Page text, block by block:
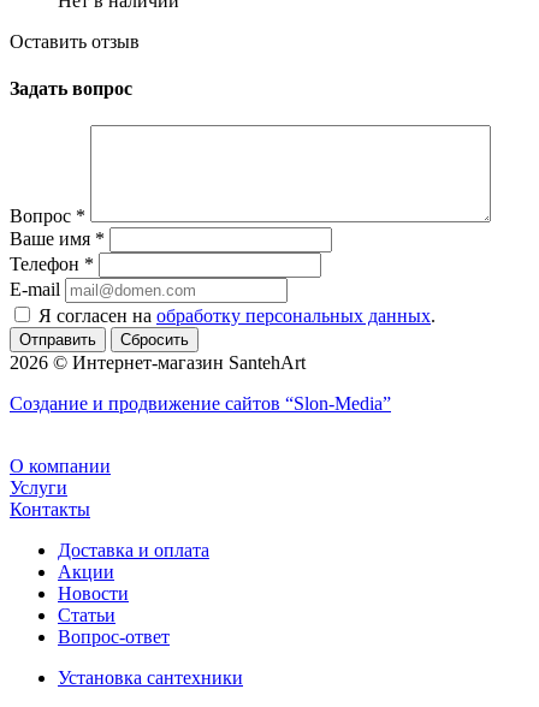
Оставить отзыв
Задать вопрос
Вопрос *
Ваше имя *
Телефон *
E-mail
Я согласен на обработку персональных данных.
Сбросить
2026 © Интернет-магазин SantehArt
Создание и продвижение сайтов “Slon-Media”
О компании
Услуги
Контакты
Доставка и оплата
Акции
Новости
Статьи
Вопрос-ответ
Установка сантехники